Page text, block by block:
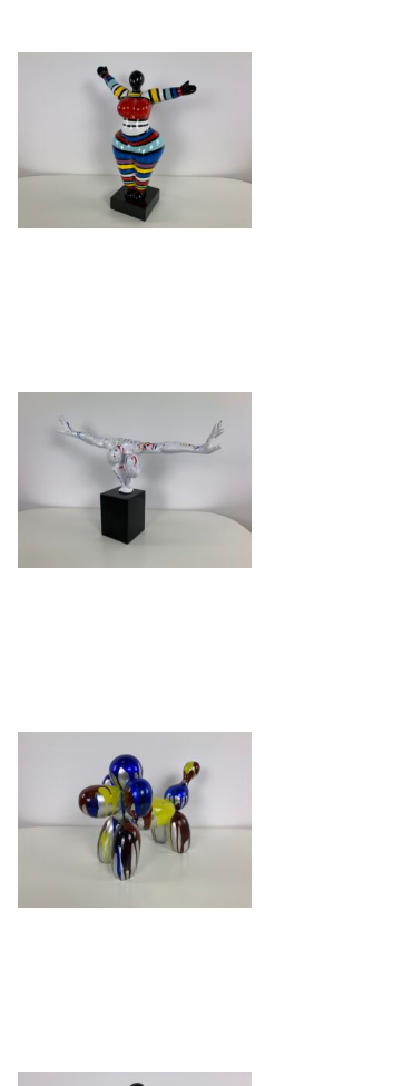
Design beeld
Design beeld
Design beeld